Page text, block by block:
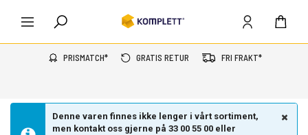
PRISMATCH* GRATIS RETUR FRI FRAKT*
Denne varen finnes ikke lenger i vårt sortiment,
men kontakt oss gjerne på 33 00 55 00 eller